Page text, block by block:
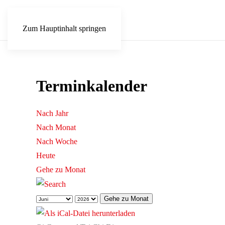
Zum Hauptinhalt springen
Terminkalender
Nach Jahr
Nach Monat
Nach Woche
Heute
Gehe zu Monat
Gehe zu Monat